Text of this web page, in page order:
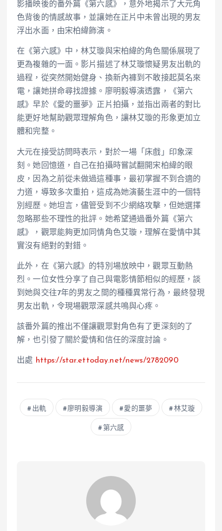
影播映後的番外篇《第六感》，意外地揭示了大元角
色背後的情感故事，並讓她在正片中未曾出現的男友
浮出水面，由宋柏緯飾演。
在《第六感》中，林艾璇與宋柏緯的角色關係展現了
更為複雜的一面。影片描述了林艾璇懷疑男友出軌的
過程，從突然開始健身、換新內褲到不敢接起莫名來
電，讓她拼命尋找證據。廖明毅導演透露，《第六
感》早於《愛的噩夢》正片拍攝，並指出兩者的對比
能更好地幫助觀眾理解角色，讓林艾璇的形象更加立
體和完整。
大元在接受訪問時表示，對於一場「床戲」印象深
刻。她回憶道，自己在拍攝時嘗試翻開宋柏緯的眼
皮，因為之前從未做過這種事，最初掌握不到合適的
力道，導致多次重拍，這成為她演藝生涯中的一個特
別經歷。她坦言，儘管受到不少網絡攻擊，但她選擇
忽略那些不理性的批評。她希望通過番外篇《第六
感》，觀眾能夠更加同情角色艾璇，理解在愛情中其
實沒有絕對的對錯。
此外，在《第六感》的特別場放映中，觀眾互動熱
烈。一位女性分享了自己與電影情節相似的經歷，談
到她與交往7年的男友之間的種種異常行為，最終發現
男友出軌，令現場觀眾深感共鳴與心疼。
該番外篇的推出不僅讓觀眾對角色有了更深刻的了
解，也引發了關於愛情和信任的深度討論。
出處 https://star.ettoday.net/news/2782090
出軌 廖明毅導演 愛的噩夢 林艾璇
第六感